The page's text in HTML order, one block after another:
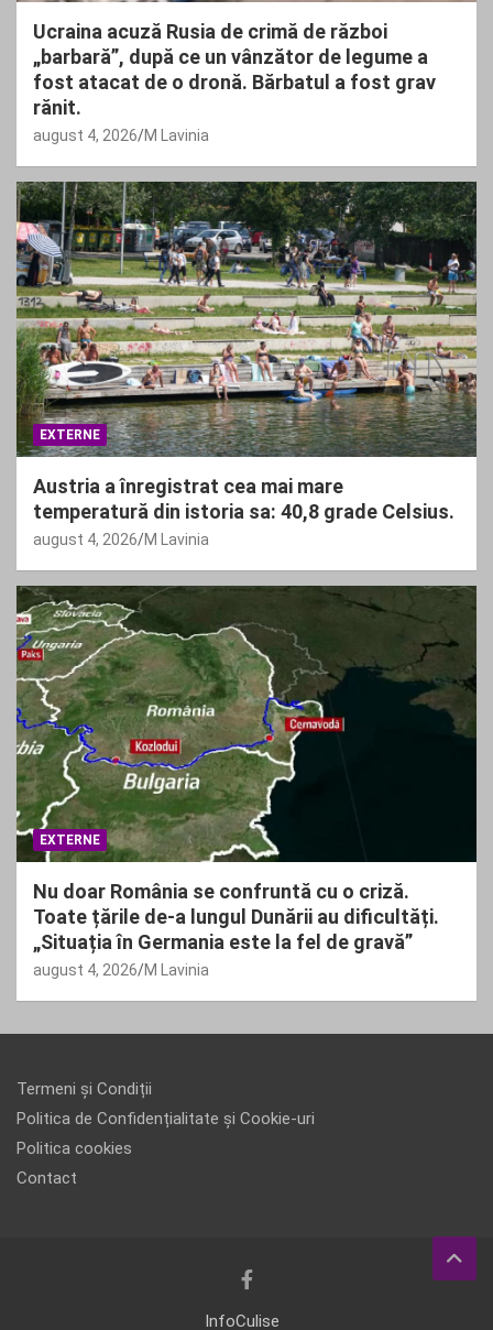
Ucraina acuză Rusia de crimă de război
„barbară”, după ce un vânzător de legume a
fost atacat de o dronă. Bărbatul a fost grav
rănit.
august 4, 2026 M Lavinia
EXTERNE
Austria a înregistrat cea mai mare
temperatură din istoria sa: 40,8 grade Celsius.
august 4, 2026 M Lavinia
EXTERNE
Nu doar România se confruntă cu o criză.
Toate țările de-a lungul Dunării au dificultăți.
„Situația în Germania este la fel de gravă”
august 4, 2026 M Lavinia
Termeni și Condiții
Politica de Confidențialitate și Cookie-uri
Politica cookies
Contact
InfoCulise